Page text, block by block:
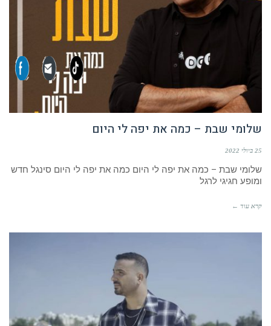
שלומי שבת – כמה את יפה לי היום
25 ביולי 2022
שלומי שבת – כמה את יפה לי היום כמה את יפה לי היום סינגל חדש
ומופע חגיגי לרגל
קרא עוד ←